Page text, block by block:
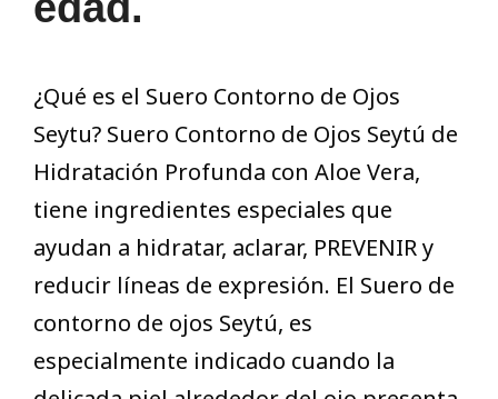
¿Qué es el Suero Contorno de Ojos
Seytu? Suero Contorno de Ojos Seytú de
Hidratación Profunda con Aloe Vera,
tiene ingredientes especiales que
ayudan a hidratar, aclarar, PREVENIR y
reducir líneas de expresión. El Suero de
contorno de ojos Seytú, es
especialmente indicado cuando la